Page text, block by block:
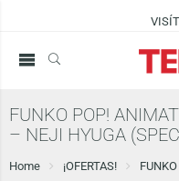
FUNKO POP!
– NEJI HYUGA
Home ¡OFERTAS! FUNKO